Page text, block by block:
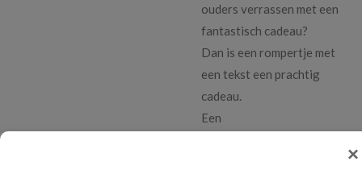
ouders verrassen met een
fantastisch cadeau?
Dan is een rompertje met
een tekst een prachtig
cadeau.
Een
×